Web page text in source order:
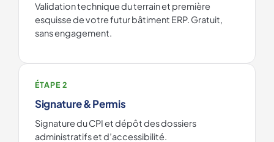
Validation technique du terrain et première
esquisse de votre futur bâtiment ERP. Gratuit,
sans engagement.
ÉTAPE 2
Signature & Permis
Signature du CPI et dépôt des dossiers
administratifs et d’accessibilité.